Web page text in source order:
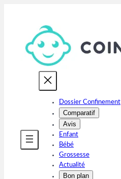
contenu
Dossier Confinement
Comparatif
Avis
Enfant
Bébé
Grossesse
Actualité
Bon plan